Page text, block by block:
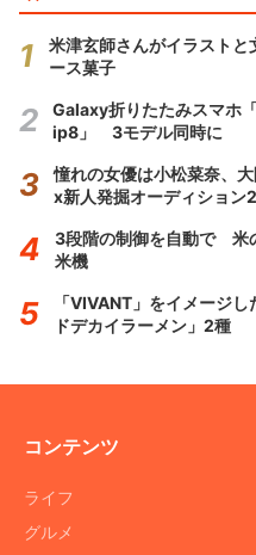
米津玄師さんがイラスト
ース菓子
Galaxy折りたたみスマホ
ip8」 3モデル同時に
憧れの女優は小松菜奈、
x新人発掘オーディション
3段階の制御を自動で 米
米機
「VIVANT」をイメージ
ドデカイラーメン」2種
コンテンツ
ライフ
グルメ